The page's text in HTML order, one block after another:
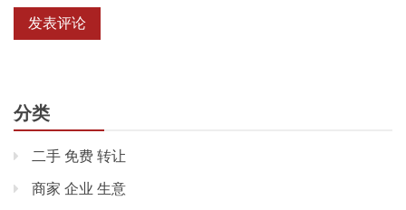
分类
二手 免费 转让
商家 企业 生意